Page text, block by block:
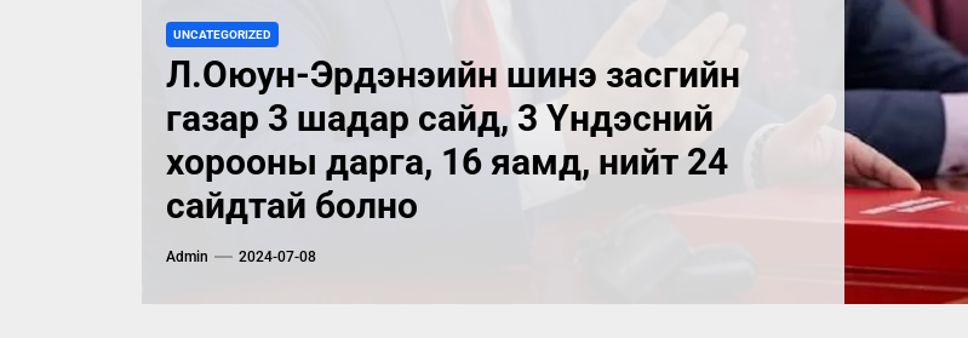
UNCATEGORIZED
Л.Оюун-Эрдэнэийн шинэ засгийн
газар 3 шадар сайд, 3 Үндэсний
хорооны дарга, 16 яамд, нийт 24
сайдтай болно
Admin 2024-07-08